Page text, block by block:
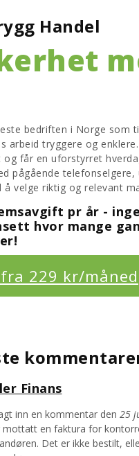
Handel
Handel
bedriften i Norge som
arbeid tryggere og
får en uforstyrret
pågående telefonselgere,
velge riktig og relevant
pr år -
hvor mange
229 kr/måned
Finans
inn en kommentar den 25
mottatt en faktura for
Det er ikke bestilt,